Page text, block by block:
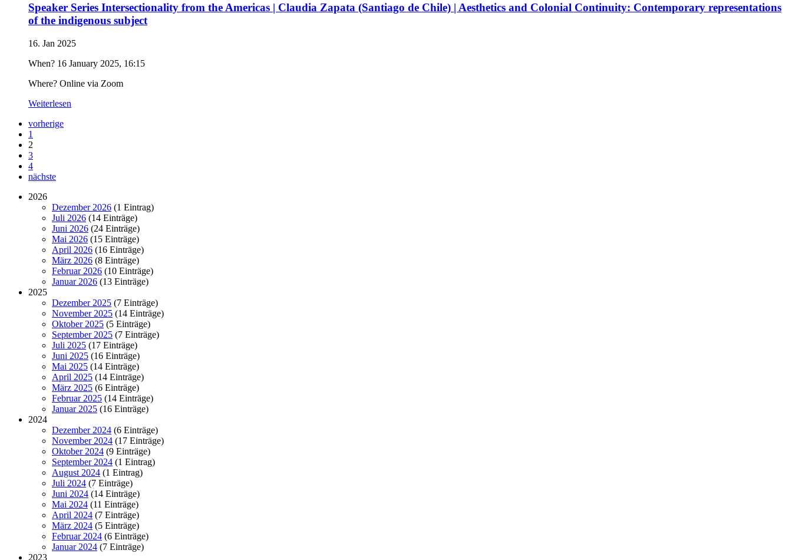
Speaker Series Intersectionality from the Americas | Claudia Zapata (Santiago de Chile) | Aesthetics and Colonial Continuity: Contemporary representations
of the indigenous subject
16. Jan 2025
When? 16 January 2025, 16:15
Where? Online via Zoom
Weiterlesen
vorherige
1
2
3
4
nächste
2026
Dezember 2026 (1 Eintrag)
Juli 2026 (14 Einträge)
Juni 2026 (24 Einträge)
Mai 2026 (15 Einträge)
April 2026 (16 Einträge)
März 2026 (8 Einträge)
Februar 2026 (10 Einträge)
Januar 2026 (13 Einträge)
2025
Dezember 2025 (7 Einträge)
November 2025 (14 Einträge)
Oktober 2025 (5 Einträge)
September 2025 (7 Einträge)
Juli 2025 (17 Einträge)
Juni 2025 (16 Einträge)
Mai 2025 (14 Einträge)
April 2025 (14 Einträge)
März 2025 (6 Einträge)
Februar 2025 (14 Einträge)
Januar 2025 (16 Einträge)
2024
Dezember 2024 (6 Einträge)
November 2024 (17 Einträge)
Oktober 2024 (9 Einträge)
September 2024 (1 Eintrag)
August 2024 (1 Eintrag)
Juli 2024 (7 Einträge)
Juni 2024 (14 Einträge)
Mai 2024 (11 Einträge)
April 2024 (7 Einträge)
März 2024 (5 Einträge)
Februar 2024 (6 Einträge)
Januar 2024 (7 Einträge)
2023